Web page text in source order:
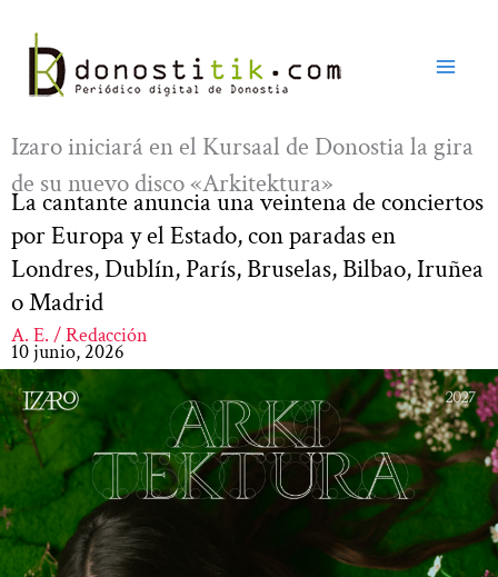
contenido
Izaro iniciará en el Kursaal de Donostia la gira
de su nuevo disco «Arkitektura»
La cantante anuncia una veintena de conciertos
por Europa y el Estado, con paradas en
Londres, Dublín, París, Bruselas, Bilbao, Iruñea
o Madrid
A. E. / Redacción
10 junio, 2026